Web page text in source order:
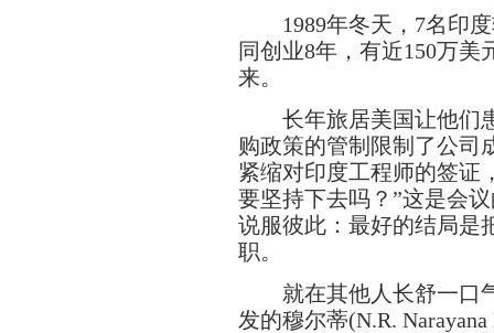
1989年冬天，7名印度
同创业8年，有近150万
来。
长年旅居美国让他们患
购政策的管制限制了公司
紧缩对印度工程师的签证
要坚持下去吗？”这是会
说服彼此：最好的结局是
职。
就在其他人长舒一口气
发的穆尔蒂(N.R.